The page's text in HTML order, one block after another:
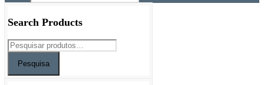
Search Products
Pesquisa